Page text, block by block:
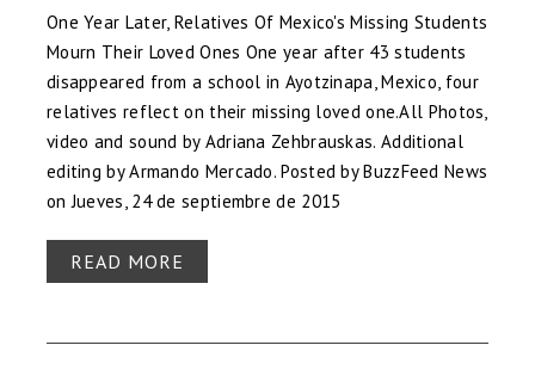
One Year Later, Relatives Of Mexico's Missing Students
Mourn Their Loved Ones One year after 43 students
disappeared from a school in Ayotzinapa, Mexico, four
relatives reflect on their missing loved one.All Photos,
video and sound by Adriana Zehbrauskas. Additional
editing by Armando Mercado. Posted by BuzzFeed News
on Jueves, 24 de septiembre de 2015
READ MORE